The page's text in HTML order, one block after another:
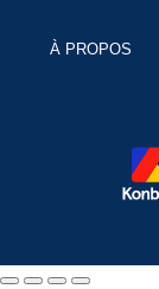
À PROPOS